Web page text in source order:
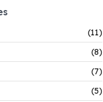
(11)
(8)
(7)
(5)